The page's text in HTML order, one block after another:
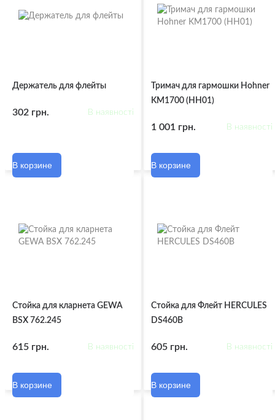
Держатель для флейты
302 грн. В наявності
В корзине
Тримач для гармошки Hohner
KM1700 (HH01)
1 001 грн. В наявності
В корзине
Стойка для кларнета GEWA
BSX 762.245
615 грн. В наявності
В корзине
Стойка для Флейт HERCULES
DS460B
605 грн. В наявності
В корзине